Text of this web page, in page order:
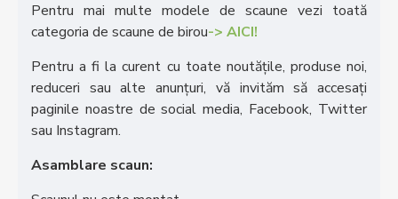
Pentru mai multe modele de scaune vezi toată
categoria de scaune de birou-> AICI!
Pentru a fi la curent cu toate noutățile, produse noi,
reduceri sau alte anunțuri, vă invităm să accesați
paginile noastre de social media, Facebook, Twitter
sau Instagram.
Asamblare scaun: